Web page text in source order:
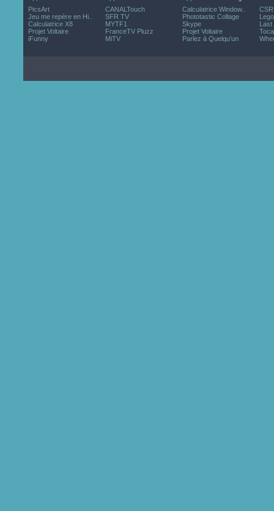
PicsArt
Jeu me repère en Hi..
Calculatrice X8
Projet Voltaire
iFunny
CANALTouch
SFR TV
MYTF1
FranceTV Pluzz
MiTV
Calculatrice Window..
Phototastic Collage
Skype
Projet Voltaire
Parlez à Quelqu'un
Last